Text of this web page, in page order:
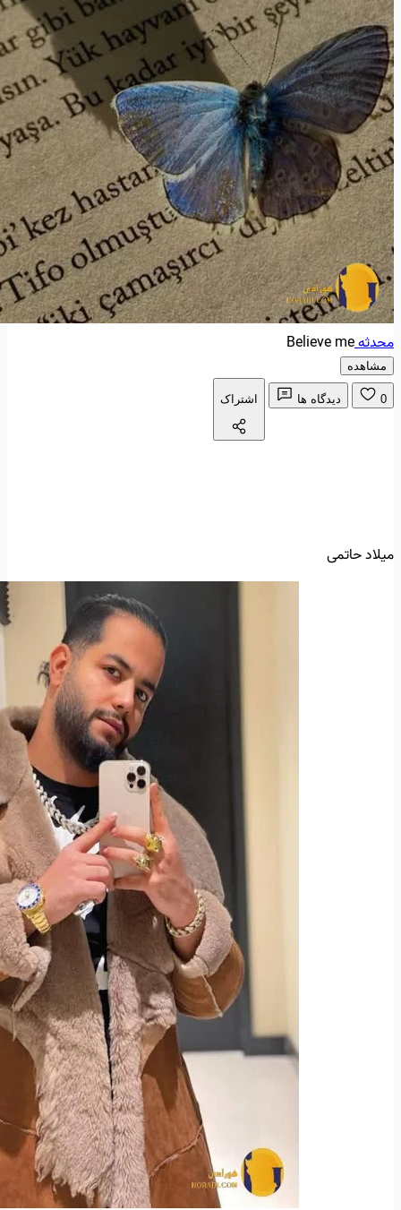
محدثهBelieve me
مشاهده
0 دیدگاه ها اشتراک
میلاد حاتمی